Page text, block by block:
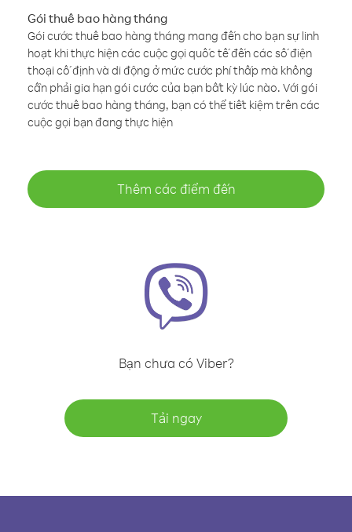
Gói thuê bao hàng tháng
Gói cước thuê bao hàng tháng mang đến cho bạn sự linh
hoạt khi thực hiện các cuộc gọi quốc tế đến các số điện
thoại cố định và di động ở mức cước phí thấp mà không
cần phải gia hạn gói cước của bạn bất kỳ lúc nào. Với gói
cước thuê bao hàng tháng, bạn có thể tiết kiệm trên các
cuộc gọi bạn đang thực hiện
Thêm các điểm đến
Bạn chưa có Viber?
Tải ngay